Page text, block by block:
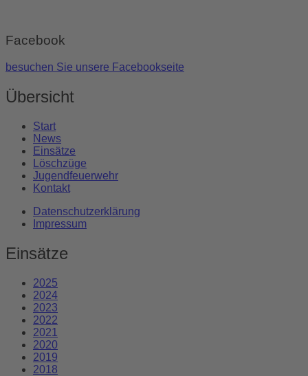
Facebook
besuchen Sie unsere Facebookseite
Übersicht
Start
News
Einsätze
Löschzüge
Jugendfeuerwehr
Kontakt
Datenschutzerklärung
Impressum
Einsätze
2025
2024
2023
2022
2021
2020
2019
2018